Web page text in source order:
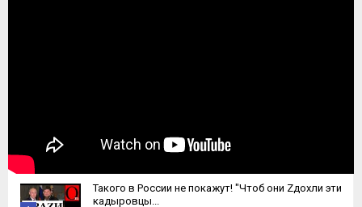
Такого в России не покажут! "Чтоб они Zдохли эти
кадыровцы...